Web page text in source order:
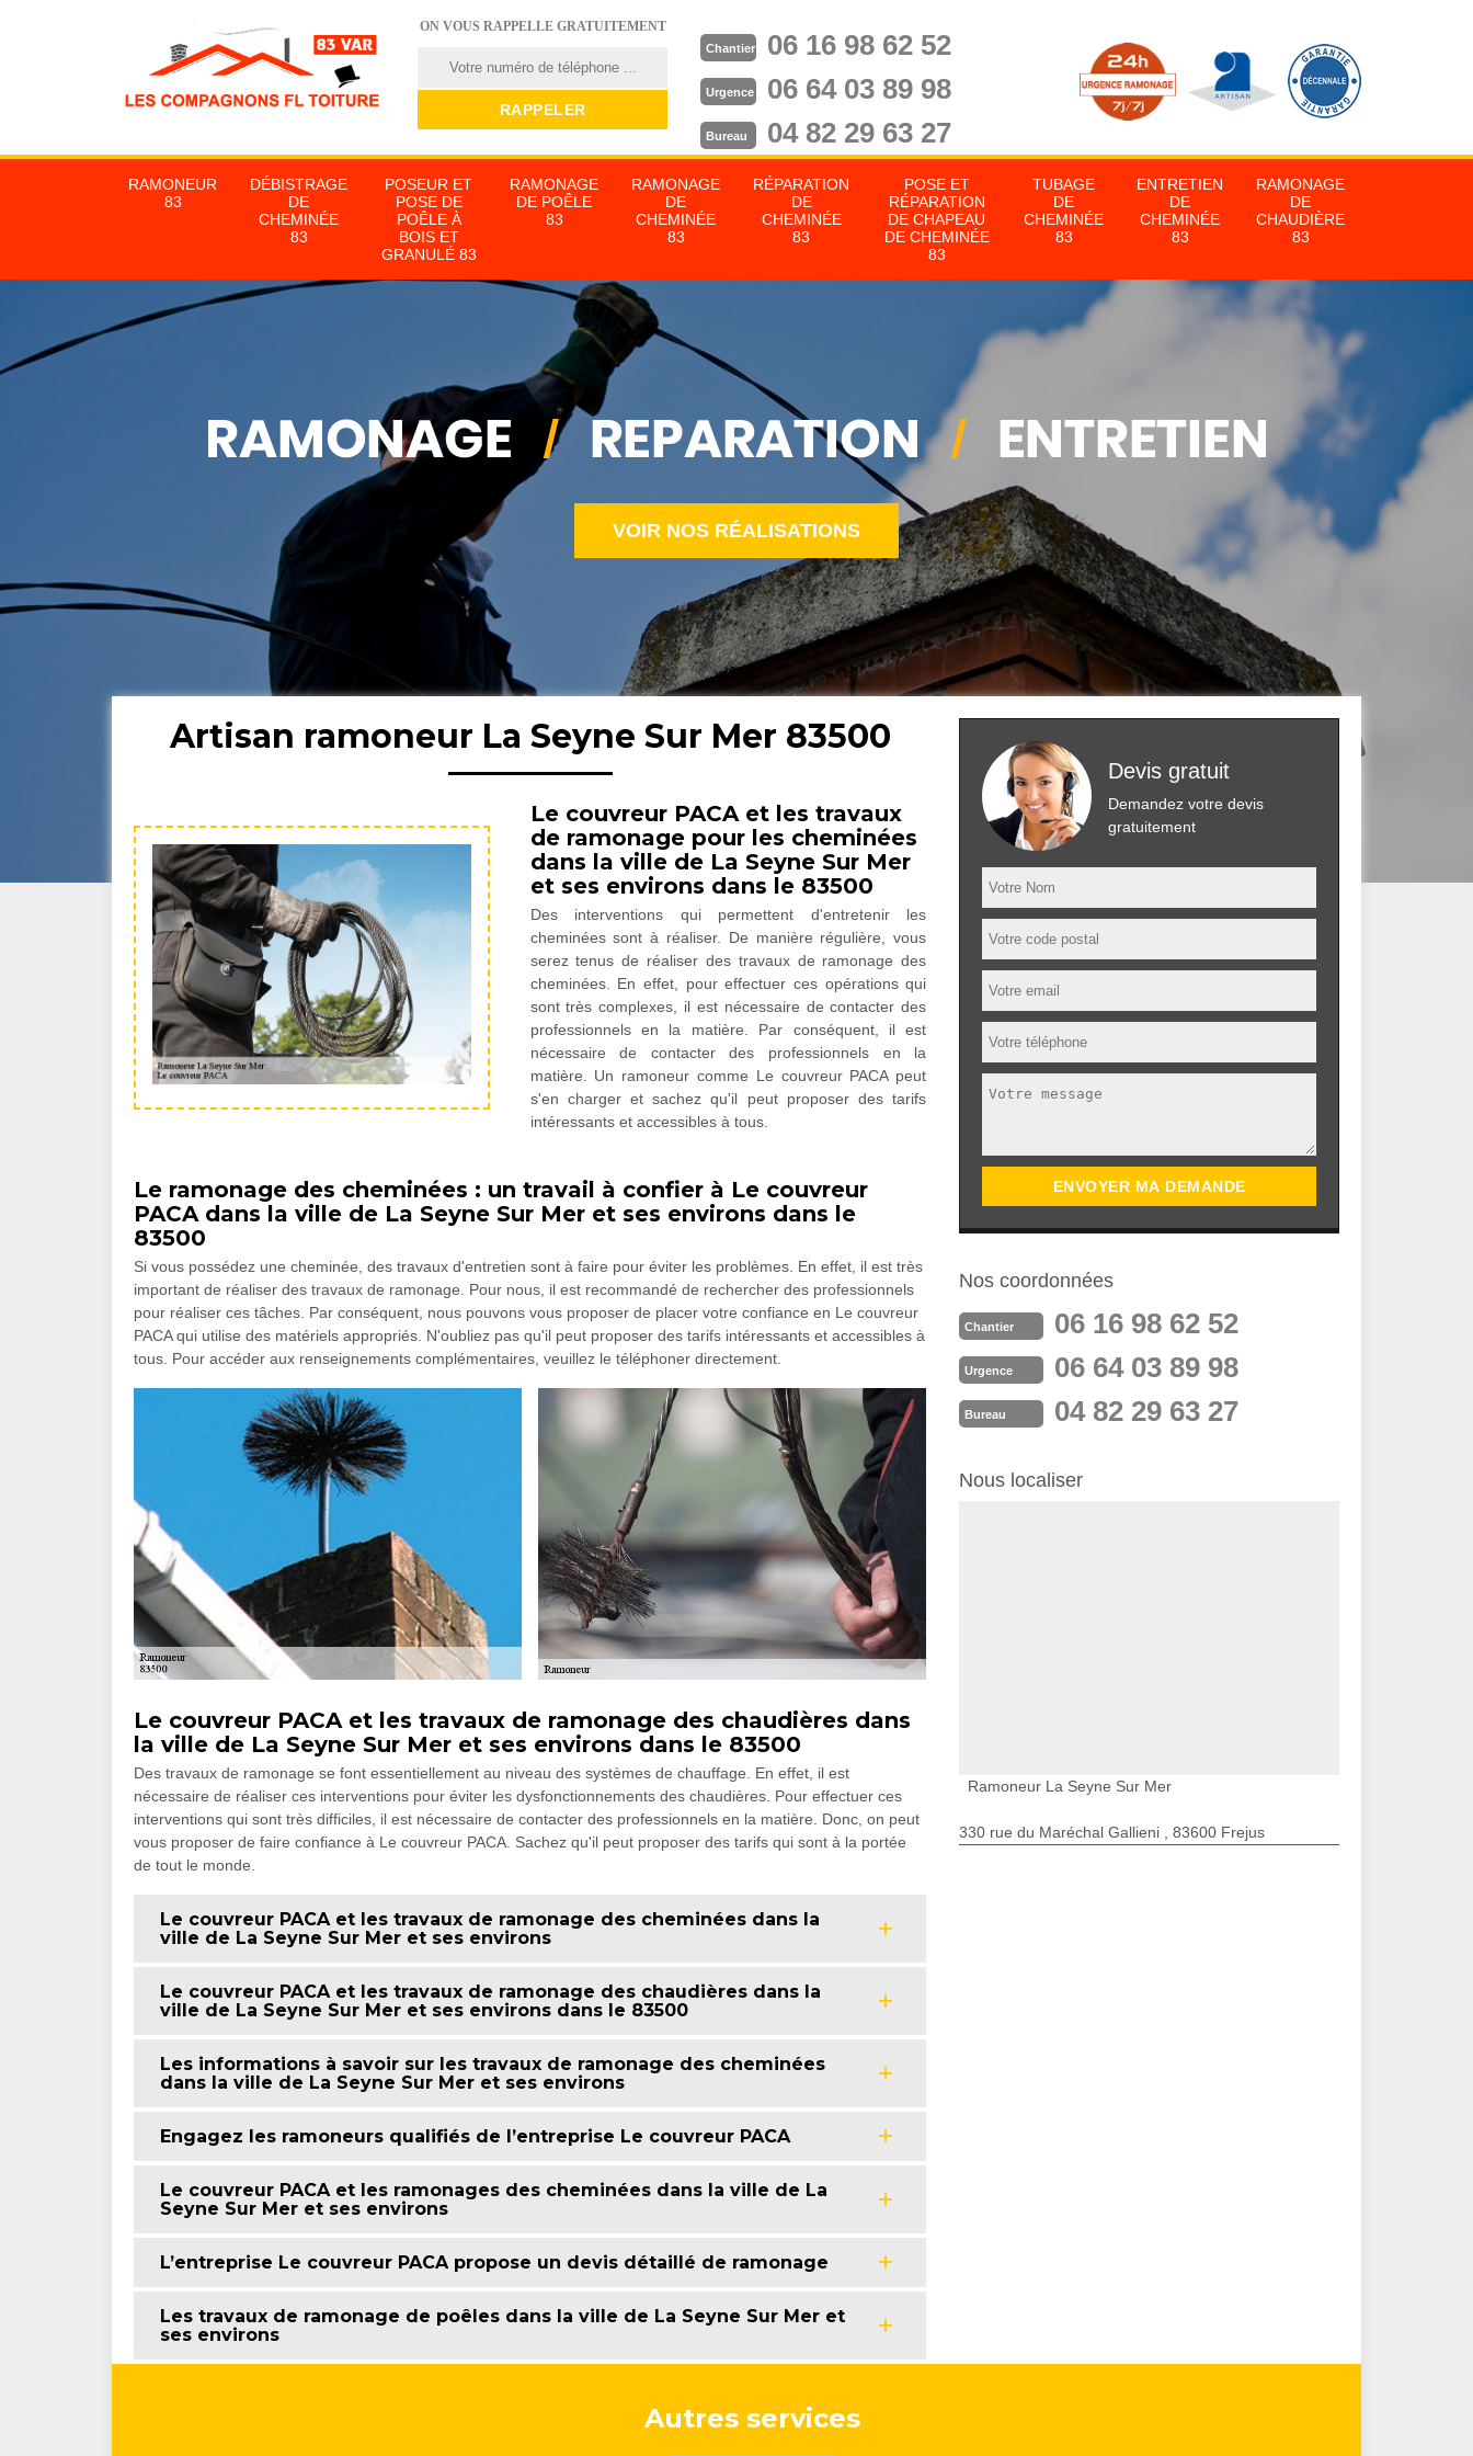
ON VOUS RAPPELLE GRATUITEMENT
Chantier 06 16 98 62 52
Urgence 06 64 03 89 98
Bureau 04 82 29 63 27
RAMONEUR
83
DÉBISTRAGE
DE
CHEMINÉE
83
POSEUR ET
POSE DE
POÊLE À
BOIS ET
GRANULÉ 83
RAMONAGE
DE POÊLE
83
RAMONAGE
DE
CHEMINÉE
83
RÉPARATION
DE
CHEMINÉE
83
POSE ET
RÉPARATION
DE CHAPEAU
DE CHEMINÉE
83
TUBAGE
DE
CHEMINÉE
83
ENTRETIEN
DE
CHEMINÉE
83
RAMONAGE
DE
CHAUDIÈRE
83
VOIR NOS RÉALISATIONS
Artisan ramoneur La Seyne Sur Mer 83500
Le couvreur PACA et les travaux
de ramonage pour les cheminées
dans la ville de La Seyne Sur Mer
et ses environs dans le 83500
Des interventions qui permettent d'entretenir les
cheminées sont à réaliser. De manière régulière, vous
serez tenus de réaliser des travaux de ramonage des
cheminées. En effet, pour effectuer ces opérations qui
sont très complexes, il est nécessaire de contacter des
professionnels en la matière. Par conséquent, il est
nécessaire de contacter des professionnels en la
matière. Un ramoneur comme Le couvreur PACA peut
s'en charger et sachez qu'il peut proposer des tarifs
intéressants et accessibles à tous.
Le ramonage des cheminées : un travail à confier à Le couvreur
PACA dans la ville de La Seyne Sur Mer et ses environs dans le
83500
Si vous possédez une cheminée, des travaux d'entretien sont à faire pour éviter les problèmes. En effet, il est très
important de réaliser des travaux de ramonage. Pour nous, il est recommandé de rechercher des professionnels
pour réaliser ces tâches. Par conséquent, nous pouvons vous proposer de placer votre confiance en Le couvreur
PACA qui utilise des matériels appropriés. N'oubliez pas qu'il peut proposer des tarifs intéressants et accessibles à
tous. Pour accéder aux renseignements complémentaires, veuillez le téléphoner directement.
Le couvreur PACA et les travaux de ramonage des chaudières dans
la ville de La Seyne Sur Mer et ses environs dans le 83500
Des travaux de ramonage se font essentiellement au niveau des systèmes de chauffage. En effet, il est
nécessaire de réaliser ces interventions pour éviter les dysfonctionnements des chaudières. Pour effectuer ces
interventions qui sont très difficiles, il est nécessaire de contacter des professionnels en la matière. Donc, on peut
vous proposer de faire confiance à Le couvreur PACA. Sachez qu'il peut proposer des tarifs qui sont à la portée
de tout le monde.
Le couvreur PACA et les travaux de ramonage des cheminées dans la
ville de La Seyne Sur Mer et ses environs
Le couvreur PACA et les travaux de ramonage des chaudières dans la
ville de La Seyne Sur Mer et ses environs dans le 83500
Les informations à savoir sur les travaux de ramonage des cheminées
dans la ville de La Seyne Sur Mer et ses environs
Engagez les ramoneurs qualifiés de l’entreprise Le couvreur PACA
Le couvreur PACA et les ramonages des cheminées dans la ville de La
Seyne Sur Mer et ses environs
L’entreprise Le couvreur PACA propose un devis détaillé de ramonage
Les travaux de ramonage de poêles dans la ville de La Seyne Sur Mer et
ses environs
Devis gratuit
Demandez votre devis
gratuitement
Nos coordonnées
Chantier 06 16 98 62 52
Urgence 06 64 03 89 98
Bureau 04 82 29 63 27
Nous localiser
Ramoneur La Seyne Sur Mer
330 rue du Maréchal Gallieni , 83600 Frejus
Autres services